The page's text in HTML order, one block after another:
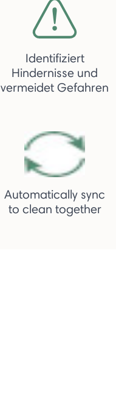
Identifiziert
Hindernisse und
vermeidet Gefahren
Automatically sync
to clean together